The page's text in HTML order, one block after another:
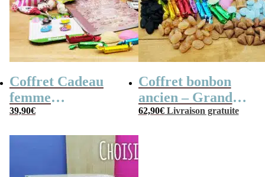
Coffret Cadeau
femme
« Génération 70 »
39,90€
Coffret bonbon
ancien – Grande
mallette en métal
coffret cadeau
grand-père
62,90€Livraison gratuite